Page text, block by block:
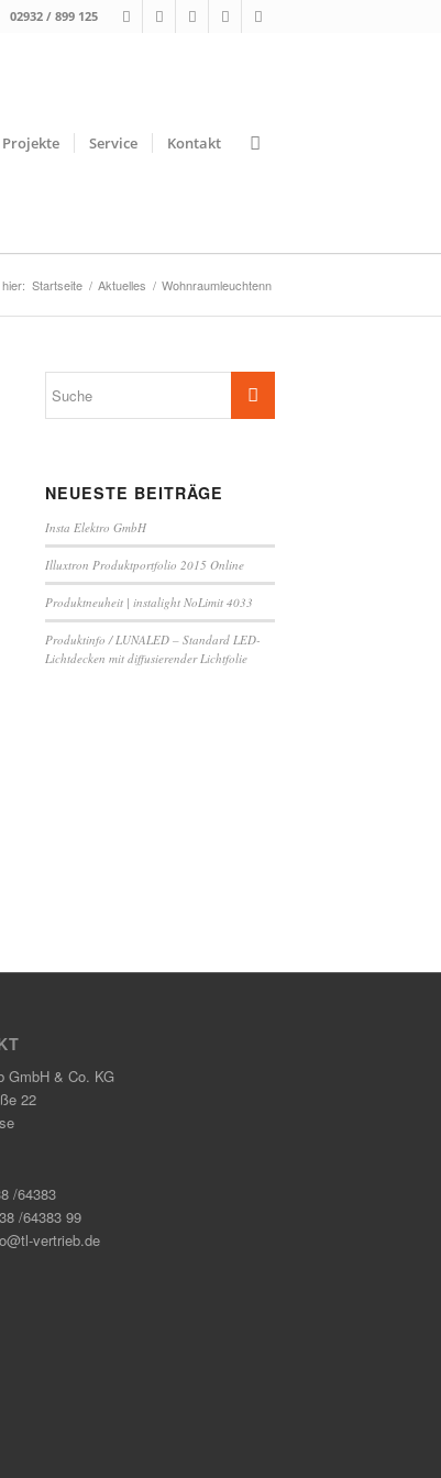
02932 / 899 125
Projekte Service Kontakt
Startseite / Aktuelles / Wohnraumleuchtenn
NEUESTE BEITRÄGE
Insta Elektro GmbH
Illuxtron Produktportfolio 2015 Online
Produktneuheit | instalight NoLimit 4033
Produktinfo / LUNALED – Standard LED-
Lichtdecken mit diffusierender Lichtfolie
GmbH & Co. KG
22
/64383
/64383 99
vertrieb.de